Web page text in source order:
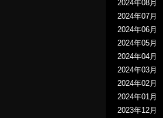
2024年08月
2024年07月
2024年06月
2024年05月
2024年04月
2024年03月
2024年02月
2024年01月
2023年12月